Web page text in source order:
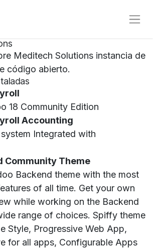
Meditech Solutions instancia de
código abierto.
18 Community Edition
Accounting
Integrated with
Community Theme
Backend theme with the most
of all time. Get your own
while working on the Backend
range of choices. Spiffy theme
Style, Progressive Web App,
for all apps, Configurable Apps